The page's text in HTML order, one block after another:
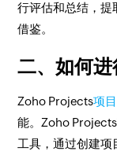
行评估和总结，提
借鉴。
二、如何
Zoho Projects项
能。Zoho
工具，通过创建